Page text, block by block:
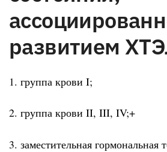
развитием
1. группа крови I;
2. группа крови II, III, IV;+
3. заместительная гормональная